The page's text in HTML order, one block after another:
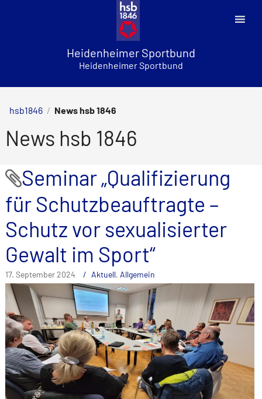
Heidenheimer Sportbund
Heidenheimer Sportbund
hsb1846 / News hsb 1846
News hsb 1846
Seminar „Qualifizierung
für Schutzbeauftragte –
Schutz vor sexualisierter
Gewalt im Sport“
17. September 2024 Aktuell, Allgemein